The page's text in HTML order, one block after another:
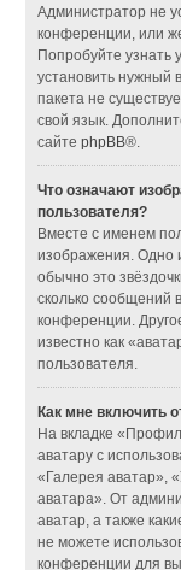
Администратор не
конференции, или
Попробуйте узнать
установить нужный
пакета не
свой язык.
сайтеphpBB®.
Что означают
пользователя?
Вместе с именем
изображения. Одно
обычно это
сколько сообщений
конференции.
известно как
пользователя.
Как мне включить
На вкладке
аватару с
«Галерея аватар»,
аватара». От
аватар, а также
не можете
конференции для